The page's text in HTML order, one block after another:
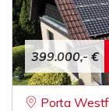
399.000,- €
Porta